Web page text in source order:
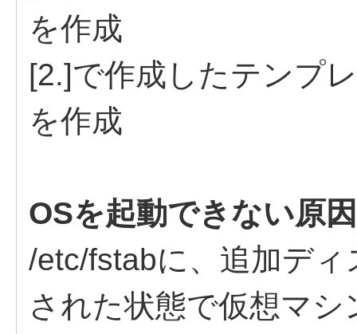
を作成
[2.]で作成したテンプ
を作成
OSを起動できない原因
/etc/fstabに、追加デ
された状態で仮想マ